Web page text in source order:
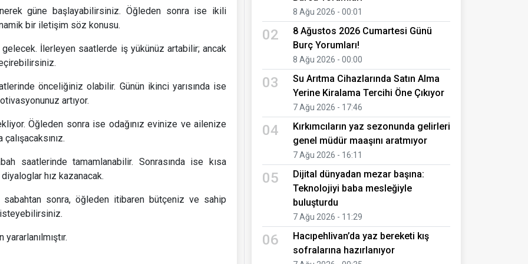
güne başlayabilirsiniz. Öğleden sonra ise ikili
bir iletişim söz konusu.
İlerleyen saatlerde iş yükünüz artabilir; ancak
önceliğiniz olabilir. Günün ikinci yarısında ise
artıyor.
Öğleden sonra ise odağınız evinize ve ailenize
saatlerinde tamamlanabilir. Sonrasında ise kısa
hız kazanacak.
sabahtan sonra, öğleden itibaren bütçeniz ve sahip
isteyebilirsiniz.
8 Ağu 2026 - 00:01
02
8 Ağustos 2026 Cumartesi Günü
Burç Yorumları!
8 Ağu 2026 - 00:00
03
Su Arıtma Cihazlarında Satın Alma
Yerine Kiralama Tercihi Öne Çıkıyor
7 Ağu 2026 - 17:46
04
Kırkımcıların yaz sezonunda gelirleri
genel müdür maaşını aratmıyor
7 Ağu 2026 - 16:11
05
Dijital dünyadan mezar başına:
Teknolojiyi baba mesleğiyle
buluşturdu
7 Ağu 2026 - 11:29
06
Hacıpehlivan’da yaz bereketi kış
sofralarına hazırlanıyor